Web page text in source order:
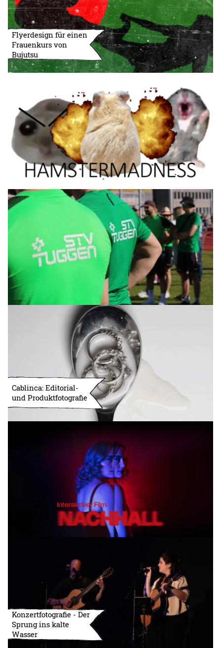
Flyerdesign für einen
Frauenkurs von
Bujutsu
Cablinca: Editorial-
und Produktfotografie
Konzertfotografie - Der
Sprung ins kalte
Wasser